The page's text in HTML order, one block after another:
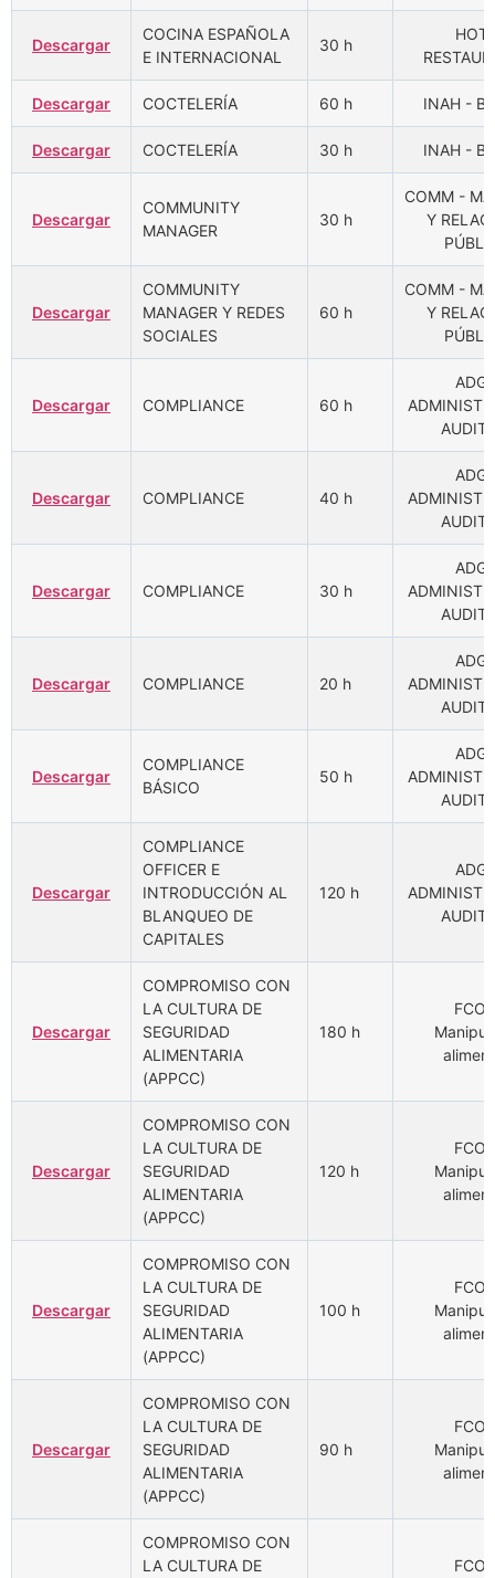
Descargar
COCINA ESPAÑOLA
E INTERNACIONAL
30 h
Descargar COCTELERÍA 60 h INAH -
Descargar COCTELERÍA 30 h INAH -
Descargar
COMMUNITY
MANAGER
30 h
COMM -
Y
Descargar
COMMUNITY
MANAGER Y REDES
SOCIALES
60 h
COMM -
Y
Descargar COMPLIANCE 60 h
Descargar COMPLIANCE 40 h
Descargar COMPLIANCE 30 h
Descargar COMPLIANCE 20 h
Descargar
COMPLIANCE
BÁSICO
50 h
Descargar
COMPLIANCE
OFFICER E
INTRODUCCIÓN AL
BLANQUEO DE
CAPITALES
120 h
Descargar
COMPROMISO CON
LA CULTURA DE
SEGURIDAD
ALIMENTARIA
(APPCC)
180 h
Descargar
COMPROMISO CON
LA CULTURA DE
SEGURIDAD
ALIMENTARIA
(APPCC)
120 h
Descargar
COMPROMISO CON
LA CULTURA DE
SEGURIDAD
ALIMENTARIA
(APPCC)
100 h
Descargar
COMPROMISO CON
LA CULTURA DE
SEGURIDAD
ALIMENTARIA
(APPCC)
90 h
COMPROMISO CON
LA CULTURA DE